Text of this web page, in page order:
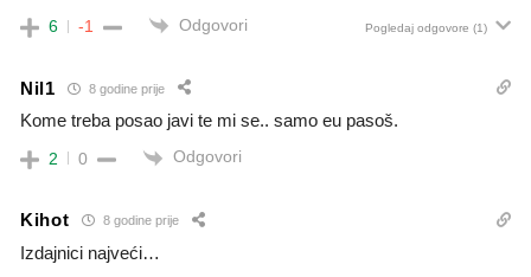
6 -1 Odgovori Pogledaj odgovore (1)
Nil1 8 godine prije
Kome treba posao javi te mi se.. samo eu pasoš.
2 0 Odgovori
Kihot 8 godine prije
Izdajnici najveći…